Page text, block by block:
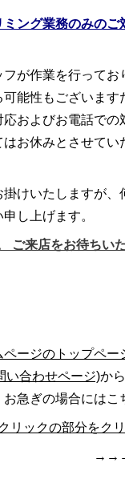
ング業務のみのご
が作業を行ってお
能性もございます
およびお電話での
お休みとさせてい
けいたしますが、
し上げます。
ご来店をお待ちい
ページのトップペー
い合わせページ)か
急ぎの場合にはこ
リックの部分をク